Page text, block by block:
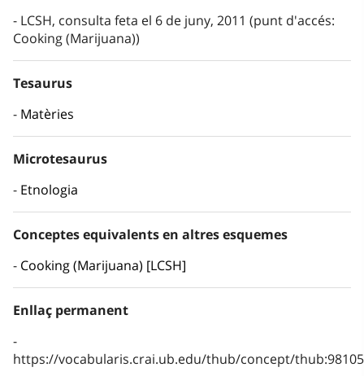
LCSH, consulta feta el 6 de juny, 2011 (punt d'accés:
Cooking (Marijuana))
Tesaurus
Matèries
Microtesaurus
Etnologia
Conceptes equivalents en altres esquemes
Cooking (Marijuana) [LCSH]
Enllaç permanent
https://vocabularis.crai.ub.edu/thub/concept/